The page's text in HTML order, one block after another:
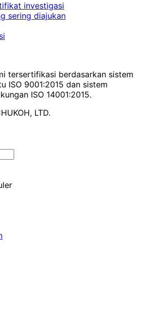
investigasi
sering diajukan
tersertifikasi berdasarkan sistem
ISO 9001:2015 dan sistem
ISO 14001:2015.
LTD.